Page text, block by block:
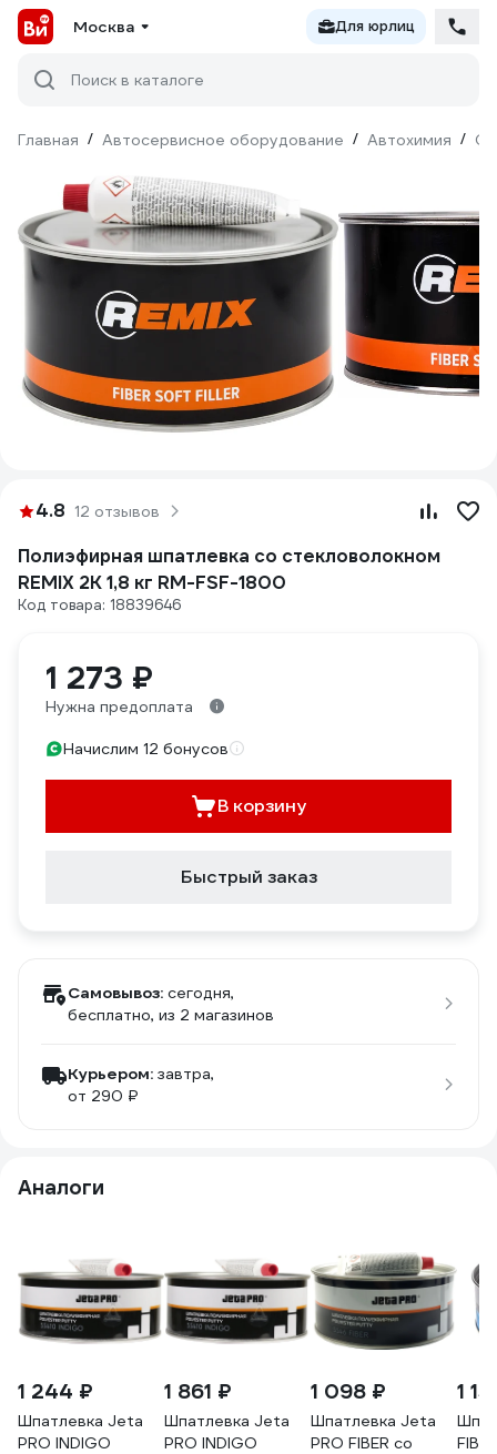
Москва Для юрлиц
Поиск в каталоге
Главная / Автосервисное оборудование / Автохимия /
4.8 12 отзывов
Полиэфирная шпатлевка со стекловолокном
REMIX 2К 1,8 кг RM-FSF-1800
Код товара: 18839646
1 273 ₽
Нужна предоплата
Начислим 12 бонусов
В корзину
Быстрый заказ
Самовывоз: сегодня,
бесплатно, из 2 магазинов
Курьером: завтра,
от 290 ₽
Аналоги
1 244 ₽
Шпатлевка Jeta
PRO INDIGO
1 861 ₽
Шпатлевка Jeta
PRO INDIGO
1 098 ₽
Шпатлевка Jeta
PRO FIBER со
1